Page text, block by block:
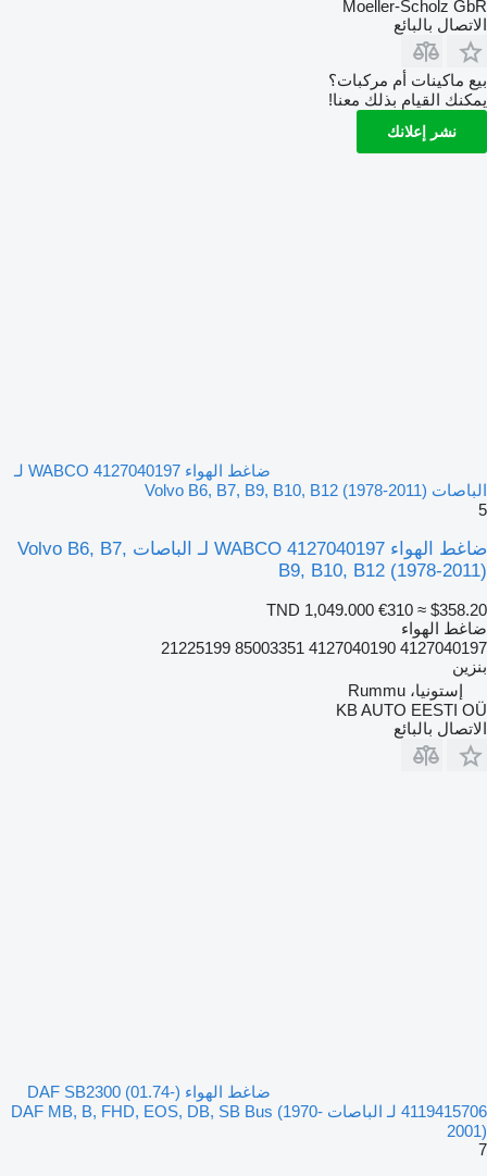
Moeller-Scholz GbR
الاتصال بالبائع
بيع ماكينات أم مركبات؟
يمكنك القيام بذلك معنا!
نشر إعلانك
ضاغط الهواء WABCO 4127040197 لـ
الباصات Volvo B6, B7, B9, B10, B12 (1978-2011)
5
ضاغط الهواء WABCO 4127040197 لـ الباصات Volvo B6, B7,
B9, B10, B12 (1978-2011)
TND 1,049.000 €310 ≈ $358.20
ضاغط الهواء
4127040197 4127040190 85003351 21225199
بنزين
إستونيا، Rummu
KB AUTO EESTI OÜ
الاتصال بالبائع
ضاغط الهواء DAF SB2300 (01.74-)
4119415706 لـ الباصات DAF MB, B, FHD, EOS, DB, SB Bus (1970-
2001)
7